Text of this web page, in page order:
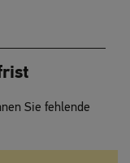
Sie fehlende